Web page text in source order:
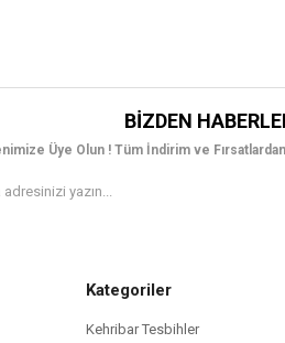
BIZDEN
Üye Olun ! Tüm İndirim ve
Kategoriler
Kehribar Tesbihler